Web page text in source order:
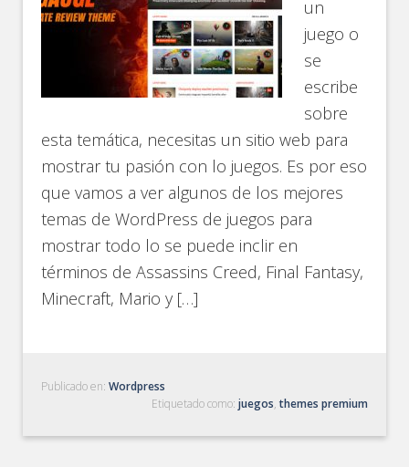
un
juego o
se
escribe
sobre
esta temática, necesitas un sitio web para
mostrar tu pasión con lo juegos. Es por eso
que vamos a ver algunos de los mejores
temas de WordPress de juegos para
mostrar todo lo se puede inclir en
términos de Assassins Creed, Final Fantasy,
Minecraft, Mario y […]
Publicado en:Wordpress
Etiquetado como: juegos, themes premium